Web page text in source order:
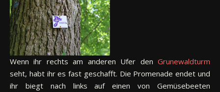
Wenn ihr rechts am anderen Ufer den Grunewaldturm
seht, habt ihr es fast geschafft. Die Promenade endet und
ihr biegt nach links auf einen von Gemüsebeeten